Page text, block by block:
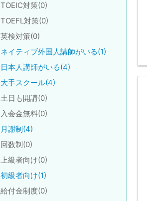
TOEIC対策(0)
TOEFL対策(0)
英検対策(0)
ネイティブ外国人講師がいる(1)
日本人講師がいる(4)
大手スクール(4)
土日も開講(0)
入会金無料(0)
月謝制(4)
回数制(0)
上級者向け(0)
初級者向け(1)
給付金制度(0)